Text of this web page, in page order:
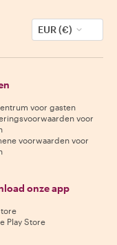
EUR (€)
voor gasten
voor
voorwaarden voor
onze app
Play Store